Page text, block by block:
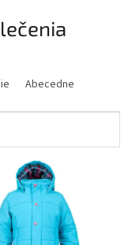
Abecedne